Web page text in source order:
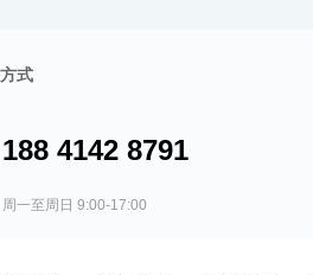
式
188 4142 8791
周一至周日 9:00-17:00